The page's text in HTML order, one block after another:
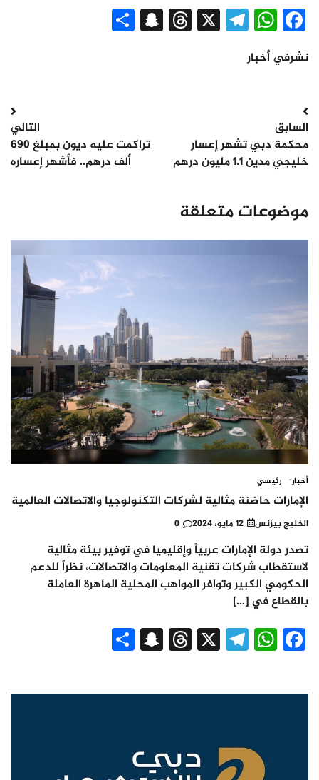
Facebook
WhatsApp
Telegram
X
Threads
Snapchat
Share
نشرفيأخبار
تصفّح
المقالات
السابق
محكمة دبي تشهر إعسار
خليجي مدين 1.1 مليون درهم
التالي
تراكمت عليه ديون بمبلغ 690
ألف درهم.. فأشهر إعساره
موضوعات متعلقة
أخبار رئيسي
الإمارات حاضنة مثالية لشركات التكنولوجيا والاتصالات العالمية
الخليج بيزنس 12 مايو، 2024 0
تصدر دولة الإمارات عربياً وإقليميا في توفير بيئة مثالية
لاستقطاب شركات تقنية المعلومات والاتصالات، نظراً للدعم
الحكومي الكبير وتوافر المواهب المحلية الماهرة العاملة
بالقطاع في […]
Facebook
WhatsApp
Telegram
X
Threads
Snapchat
Share